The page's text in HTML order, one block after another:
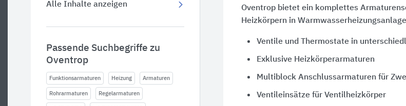
Alle Inhalte anzeigen
Passende Suchbegriffe zu
Oventrop
Funktionsarmaturen Heizung Armaturen
Rohrarmaturen Regelarmaturen
Oventrop bietet ein komplettes
Heizkörpern in
Ventile und Thermostate in
Exklusive Heizkörperarmaturen
Multiblock Anschlussarmaturen für
Ventileinsätze für Ventilheizkörper